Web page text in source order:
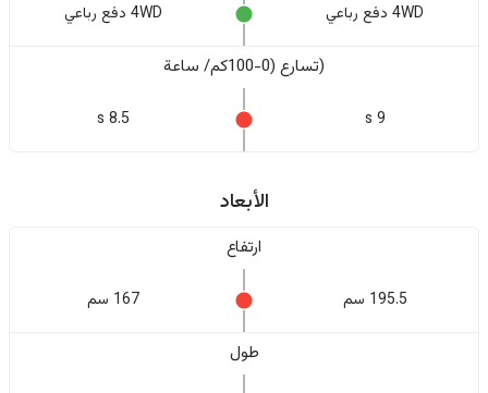
4WD دفع رباعي 4WD دفع رباعي
(تسارع (0-100كم/ ساعة
9 s
8.5 s
الأبعاد
ارتفاع
195.5 سم 167 سم
طول